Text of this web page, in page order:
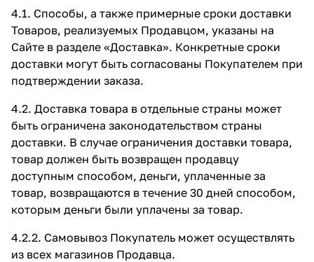
4.1. Способы, а также примерные сроки доставки
Товаров, реализуемых Продавцом, указаны на
Сайте в разделе «Доставка». Конкретные сроки
доставки могут быть согласованы Покупателем при
подтверждении заказа.
4.2. Доставка товара в отдельные страны может
быть ограничена законодательством страны
доставки. В случае ограничения доставки товара,
товар должен быть возвращен продавцу
доступным способом, деньги, уплаченные за
товар, возвращаются в течение 30 дней способом,
которым деньги были уплачены за товар.
4.2.2. Самовывоз Покупатель может осуществлять
из всех магазинов Продавца.